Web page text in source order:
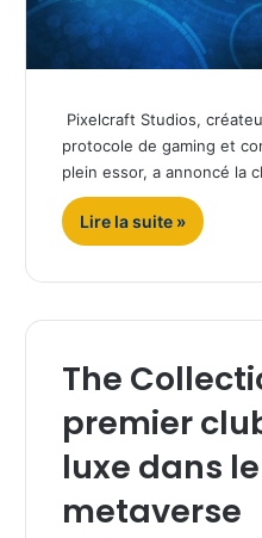
Pixelcraft Studios,
protocole de gaming et
plein essor, a annoncé la
Lire la suite »
The
premier
luxe dans le
metaverse